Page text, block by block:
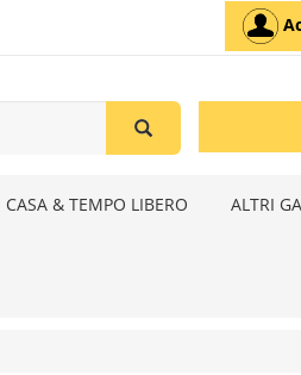
CASA & TEMPO LIBERO ALTRI